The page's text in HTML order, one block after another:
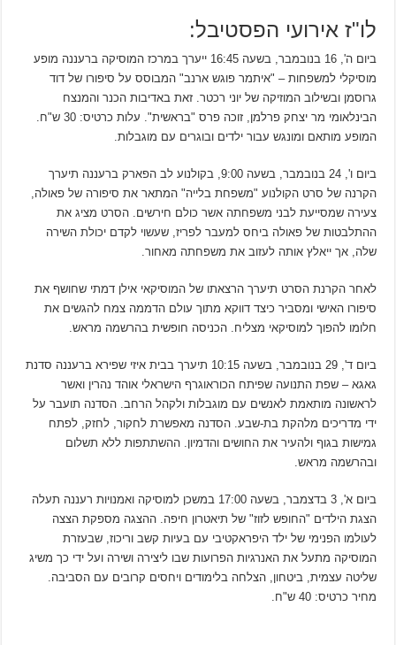
לו"ז אירועי הפסטיבל:
ביום ה', 16 בנובמבר, בשעה 16:45 ייערך במרכז המוסיקה ברעננה מופע
מוסיקלי למשפחות – "איתמר פוגש ארנב" המבוסס על סיפורו של דוד
גרוסמן ובשילוב המוזיקה של יוני רכטר. זאת באדיבות הכנר והמנצח
הבינלאומי מר יצחק פרלמן, זוכה פרס "בראשית". עלות כרטיס: 30 ש"ח.
המופע מותאם ומונגש עבור ילדים ובוגרים עם מוגבלות.
ביום ו', 24 בנובמבר, בשעה 9:00, בקולנוע לב הפארק ברעננה תיערך
הקרנה של סרט הקולנוע "משפחת בלייה" המתאר את סיפורה של פאולה,
צעירה שמסייעת לבני משפחתה אשר כולם חירשים. הסרט מציג את
ההתלבטות של פאולה ביחס למעבר לפריז, שעשוי לקדם יכולת השירה
שלה, אך ייאלץ אותה לעזוב את משפחתה מאחור.
לאחר הקרנת הסרט תיערך הרצאתו של המוסיקאי אילן דמתי שחושף את
סיפורו האישי ומסביר כיצד דווקא מתוך עולם הדממה צמח להגשים את
חלומו להפוך למוסיקאי מצליח. הכניסה חופשית בהרשמה מראש.
ביום ד', 29 בנובמבר, בשעה 10:15 תיערך בבית איזי שפירא ברעננה סדנת
גאגא – שפת התנועה שפיתח הכוראוגרף הישראלי אוהד נהרין ואשר
לראשונה מותאמת לאנשים עם מוגבלות ולקהל הרחב. הסדנה תועבר על
ידי מדריכים מלהקת בת-שבע. הסדנה מאפשרת לחקור, לחזק, לפתח
גמישות בגוף ולהעיר את החושים והדמיון. ההשתתפות ללא תשלום
ובהרשמה מראש.
ביום א', 3 בדצמבר, בשעה 17:00 במשכן למוסיקה ואמנויות רעננה תעלה
הצגת הילדים "החופש לזוז" של תיאטרון חיפה. ההצגה מספקת הצצה
לעולמו הפנימי של ילד היפראקטיבי עם בעיות קשב וריכוז, שבעזרת
המוסיקה מתעל את האנרגיות הפרועות שבו ליצירה ושירה ועל ידי כך משיג
שליטה עצמית, ביטחון, הצלחה בלימודים ויחסים קרובים עם הסביבה.
מחיר כרטיס: 40 ש"ח.